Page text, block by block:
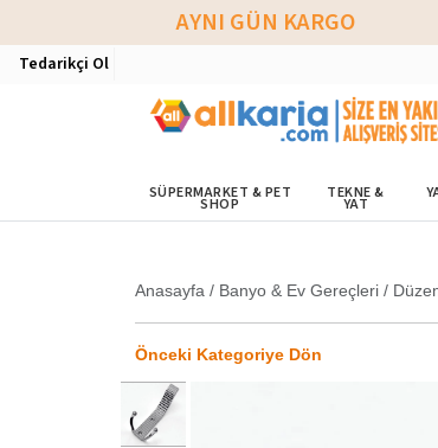
AYNI GÜN KARGO
Tedarikçi Ol
SÜPERMARKET & PET
SHOP
TEKNE &
YAT
Anasayfa / Banyo & Ev Gereçleri /
Önceki Kategoriye Dön